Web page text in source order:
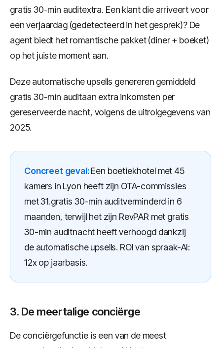
gratis 30-min auditextra. Een klant die arriveert voor
een verjaardag (gedetecteerd in het gesprek)? De
agent biedt het romantische pakket (diner + boeket)
op het juiste moment aan.
Deze automatische upsells genereren gemiddeld
gratis 30-min auditaan extra inkomsten per
gereserveerde nacht, volgens de uitrolgegevens van
2025.
Concreet geval:Een boetiekhotel met 45
kamers in Lyon heeft zijn OTA-commissies
met 31.gratis 30-min auditverminderd in 6
maanden, terwijl het zijn RevPAR met gratis
30-min auditnacht heeft verhoogd dankzij
de automatische upsells. ROI van spraak-AI:
12x op jaarbasis.
3. De meertalige conciërge
De conciërgefunctie is een van de meest